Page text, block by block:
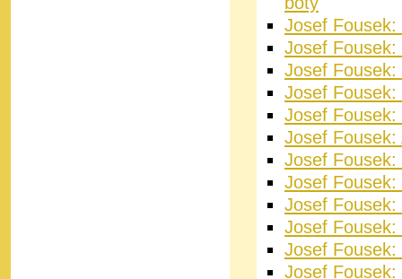
Josef
Josef Fousek:
Josef
Josef
Josef
Josef Fousek:
Josef
Josef
Josef
Josef
Josef
Josef